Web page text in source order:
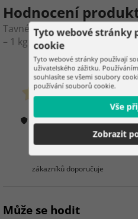
Hodnocení
Tavné lepidlo – náplně do
– 1 kg
0
Jak ověřujeme hodnocení?
100%
zákazníků doporučuje
Může se hodit
Tyto webové stránky
cookie
Tyto webové stránky používají
uživatelského zážitku.
souhlasíte se všemi soubory
používání souborů cookie.
Vše
Zobrazit